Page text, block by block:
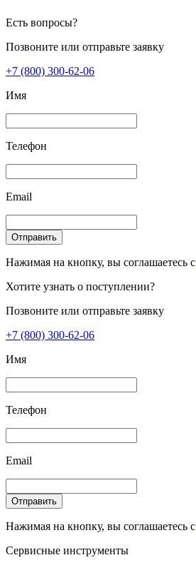
Есть вопросы?
Позвоните или отправьте заявку
+7 (800) 300-62-06
Имя
Телефон
Email
Отправить
Нажимая на кнопку, вы соглашаетесь с
Хотите узнать о поступлении?
Позвоните или отправьте заявку
+7 (800) 300-62-06
Имя
Телефон
Email
Отправить
Нажимая на кнопку, вы соглашаетесь с
Сервисные инструменты